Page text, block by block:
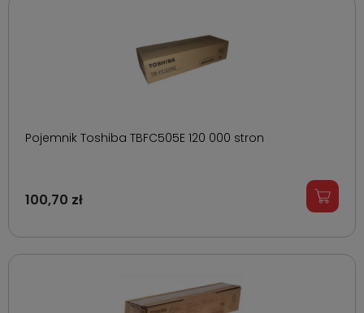
Pojemnik Toshiba TBFC505E 120 000 stron
100,70 zł